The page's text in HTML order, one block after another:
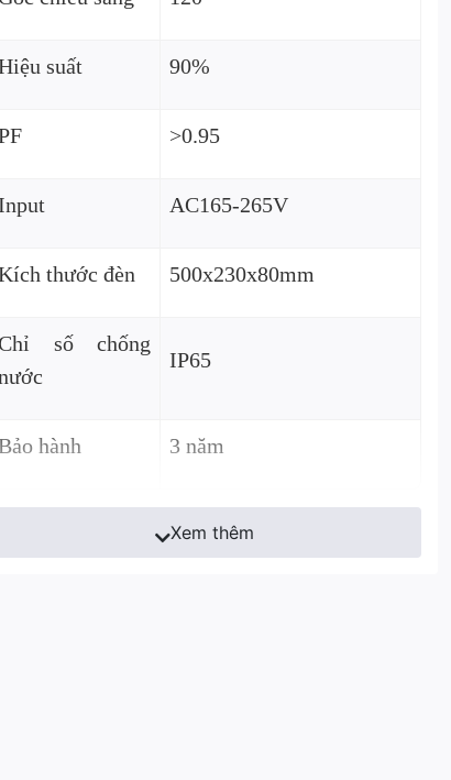
suất 90%
>0.95
AC165-265V
thước đèn 500x230x80mm
số chống
IP65
hành 3 năm
Xem thêm